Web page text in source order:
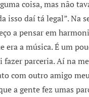
coisa, mas não
isso daí tá legal”. Na
a pensar em
era a música. É um
fazer parceria. Aí na
com outro amigo
a gente fez umas